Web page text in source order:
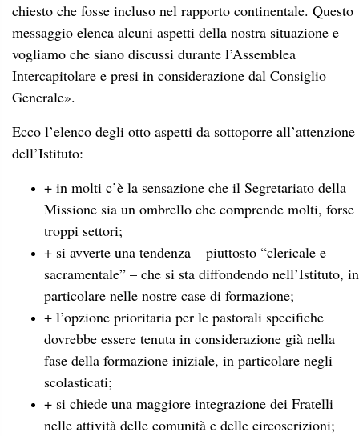
chiesto che fosse incluso nel rapporto continentale. Questo
messaggio elenca alcuni aspetti della nostra situazione e
vogliamo che siano discussi durante l’Assemblea
Intercapitolare e presi in considerazione dal Consiglio
Generale».
Ecco l’elenco degli otto aspetti da sottoporre all’attenzione
dell’Istituto:
+ in molti c’è la sensazione che il Segretariato della
Missione sia un ombrello che comprende molti, forse
troppi settori;
+ si avverte una tendenza – piuttosto “clericale e
sacramentale” – che si sta diffondendo nell’Istituto, in
particolare nelle nostre case di formazione;
+ l’opzione prioritaria per le pastorali specifiche
dovrebbe essere tenuta in considerazione già nella
fase della formazione iniziale, in particolare negli
scolasticati;
+ si chiede una maggiore integrazione dei Fratelli
nelle attività delle comunità e delle circoscrizioni;